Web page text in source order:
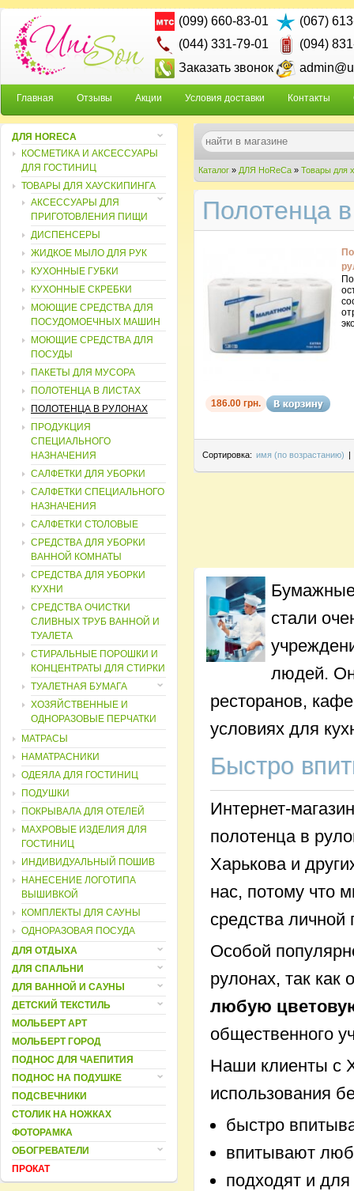
(099) 660-83-01
(067)
(044) 331-79-01
(094)
Заказать звонок
Главная Отзывы Акции Условия доставки Контакты
Каталог » ДЛЯ HoReCa » Товары для
Полотенца
186.00 грн.
Сортировка: имя (по возрастанию) |
Бумажные
стали
людей.
ресторанов,
условиях для
Быстро
Интернет-
полотенца в
Харькова и
нас, потому что
средства личной
Особой
рулонах, так как
любую
общественного
Наши клиенты с
использования
быстро
впитывают
подходят и
ДЛЯ HORECA
КОСМЕТИКА И АКСЕССУАРЫ
ДЛЯ ГОСТИНИЦ
ТОВАРЫ ДЛЯ ХАУСКИПИНГА
АКСЕССУАРЫ ДЛЯ
ПРИГОТОВЛЕНИЯ ПИЩИ
ДИСПЕНСЕРЫ
ЖИДКОЕ МЫЛО ДЛЯ РУК
КУХОННЫЕ ГУБКИ
КУХОННЫЕ СКРЕБКИ
МОЮЩИЕ СРЕДСТВА ДЛЯ
ПОСУДОМОЕЧНЫХ МАШИН
МОЮЩИЕ СРЕДСТВА ДЛЯ
ПОСУДЫ
ПАКЕТЫ ДЛЯ МУСОРА
ПОЛОТЕНЦА В ЛИСТАХ
ПОЛОТЕНЦА В РУЛОНАХ
ПРОДУКЦИЯ
СПЕЦИАЛЬНОГО
НАЗНАЧЕНИЯ
САЛФЕТКИ ДЛЯ УБОРКИ
САЛФЕТКИ СПЕЦИАЛЬНОГО
НАЗНАЧЕНИЯ
САЛФЕТКИ СТОЛОВЫЕ
СРЕДСТВА ДЛЯ УБОРКИ
ВАННОЙ КОМНАТЫ
СРЕДСТВА ДЛЯ УБОРКИ
КУХНИ
СРЕДСТВА ОЧИСТКИ
СЛИВНЫХ ТРУБ ВАННОЙ И
ТУАЛЕТА
СТИРАЛЬНЫЕ ПОРОШКИ И
КОНЦЕНТРАТЫ ДЛЯ СТИРКИ
ТУАЛЕТНАЯ БУМАГА
ХОЗЯЙСТВЕННЫЕ И
ОДНОРАЗОВЫЕ ПЕРЧАТКИ
МАТРАСЫ
НАМАТРАСНИКИ
ОДЕЯЛА ДЛЯ ГОСТИНИЦ
ПОДУШКИ
ПОКРЫВАЛА ДЛЯ ОТЕЛЕЙ
МАХРОВЫЕ ИЗДЕЛИЯ ДЛЯ
ГОСТИНИЦ
ИНДИВИДУАЛЬНЫЙ ПОШИВ
НАНЕСЕНИЕ ЛОГОТИПА
ВЫШИВКОЙ
КОМПЛЕКТЫ ДЛЯ САУНЫ
ОДНОРАЗОВАЯ ПОСУДА
ДЛЯ ОТДЫХА
ДЛЯ СПАЛЬНИ
ДЛЯ ВАННОЙ И САУНЫ
ДЕТСКИЙ ТЕКСТИЛЬ
МОЛЬБЕРТ АРТ
МОЛЬБЕРТ ГОРОД
ПОДНОС ДЛЯ ЧАЕПИТИЯ
ПОДНОС НА ПОДУШКЕ
ПОДСВЕЧНИКИ
СТОЛИК НА НОЖКАХ
ФОТОРАМКА
ОБОГРЕВАТЕЛИ
ПРОКАТ